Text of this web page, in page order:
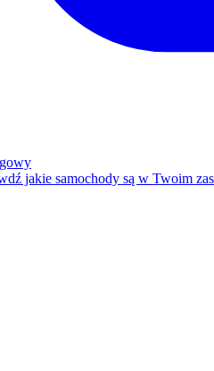
jakie samochody są w Twoim